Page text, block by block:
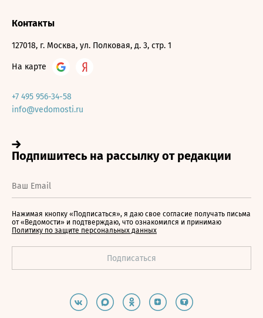
Контакты
127018, г. Москва, ул. Полковая, д. 3, стр. 1
На карте
+7 495 956-34-58
info@vedomosti.ru
Нажимая кнопку «Подписаться», я даю свое согласие получать письма
от «Ведомости» и подтверждаю, что ознакомился и принимаю
Политику по защите персональных данных